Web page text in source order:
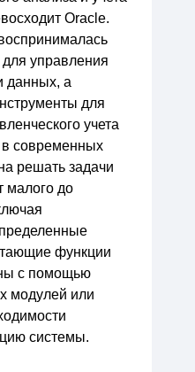
Oracle.
управления
данных, а
для
учета
современных
решать задачи
малого до
функции
с помощью
модулей или
системы.